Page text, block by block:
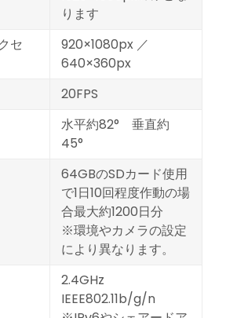
ります
セ
920×1080px ／
640×360px
20FPS
水平約82° 垂直約
45°
64GBのSDカード使用
で1日10回程度作動の場
合最大約1200日分
※環境やカメラの設定
により異なります。
2.4GHz
IEEE802.11b/g/n